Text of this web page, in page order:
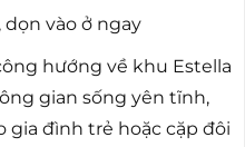
dọn vào ở ngay
hướng về khu Estella
gian sống yên tĩnh,
đình trẻ hoặc cặp đôi